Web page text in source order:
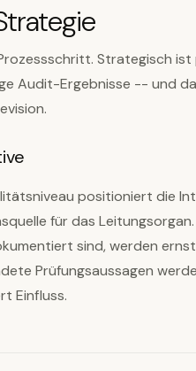
Strategisch
Audit-Ergebnisse -- und
positioniert die
für das
sind, werden
Prüfungsaussagen
Einfluss.